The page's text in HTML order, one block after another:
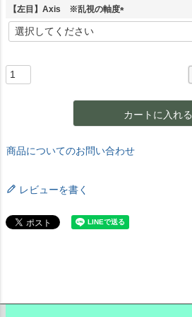
須
【左目】Axis ※乱視の軸度
(
カートに入れる
商品についてのお問い合わせ
レビューを書く